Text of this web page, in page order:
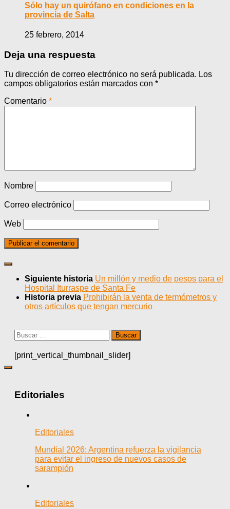
Sólo hay un quirófano en condiciones en la
provincia de Salta
25 febrero, 2014
Deja una respuesta
Tu dirección de correo electrónico no será publicada. Los
campos obligatorios están marcados con *
Comentario *
Nombre
Correo electrónico
Web
Siguiente historia Un millón y medio de pesos para el
Hospital Iturraspe de Santa Fe
Historia previa Prohibirán la venta de termómetros y
otros artículos que tengan mercurio
Buscar:
[print_vertical_thumbnail_slider]
Editoriales
Editoriales
Mundial 2026: Argentina refuerza la vigilancia
para evitar el ingreso de nuevos casos de
sarampión
Editoriales